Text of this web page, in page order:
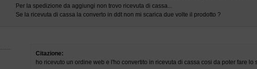
Per la spedizione da aggiungi non trovo ricevuta di cassa...
Se la ricevuta di cassa la converto in ddt non mi scarica due volte il prodotto ?
Citazione:
ho ricevuto un ordine web e l'ho convertito in ricevuta di cassa cosi da poter fare lo